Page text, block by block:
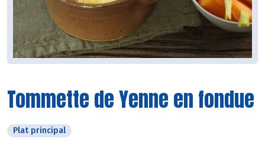
Tommette de Yenne en fondue
Plat principal